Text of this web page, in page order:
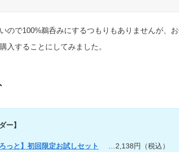
ので100%鵜呑みにするつもりもありませんが、
入することにしてみました。
ー】
っと】初回限定お試しセット …2,138円（税込）